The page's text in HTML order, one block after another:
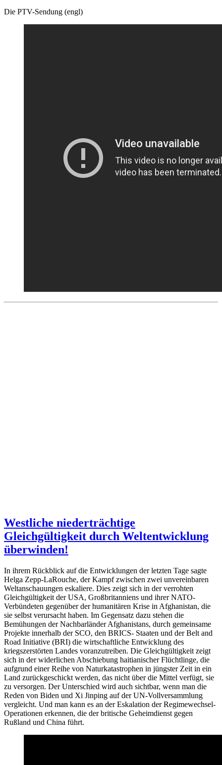
Die PTV-Sendung (engl)
Westliche niederträchtige
Gleichgültigkeit durch Weltentwicklung
überwinden!
In ihrem Rückblick auf die Entwicklungen der letzten Tage sagte
Helga Zepp-LaRouche, der Kampf zwischen zwei unvereinbaren
Weltanschauungen eskaliere. Dies zeigt sich in der verrohten
Gleichgültigkeit der USA, Großbritanniens und ihrer NATO-
Verbündeten gegenüber der humanitären Krise in Afghanistan, die
sie selbst verursacht haben. Im Gegensatz dazu stehen die
Bemühungen der Nachbarländer Afghanistans, durch gemeinsame
Projekte innerhalb der SCO, den BRICS- Staaten und der Belt and
Road Initiative (BRI) die wirtschaftliche Entwicklung des
kriegszerstörten Landes voranzutreiben. Die Gleichgültigkeit zeigt
sich in der widerlichen Abschiebung haitianischer Flüchtlinge, die
aufgrund einer Reihe von Naturkatastrophen in jüngster Zeit in ein
Land zurückgeschickt werden, das nicht über die Mittel verfügt, sie
zu versorgen. Der Unterschied wird auch sichtbar, wenn man die
Reden von Biden und Xi Jinping auf der UN-Vollversammlung
vergleicht. Und man kann es an der Eskalation der Regimewechsel-
Operationen erkennen, die der britische Geheimdienst gegen
Rußland und China führt.